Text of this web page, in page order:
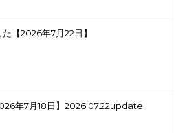
【2026年7月22日】
年7月18日】 2026.07.22update